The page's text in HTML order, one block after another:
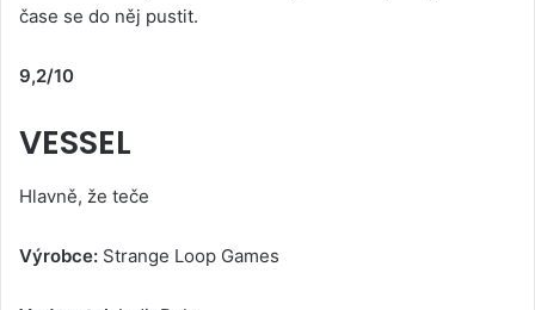
čase se do něj pustit.
9,2/10
VESSEL
Hlavně, že teče
Výrobce: Strange Loop Games